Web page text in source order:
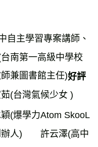
主學習專案講師、
南第一高級中學校
兼圖書館主任)好評
(台灣氣候少女 )
(爆學力Atom SkooL
人)　　許云澤(高中